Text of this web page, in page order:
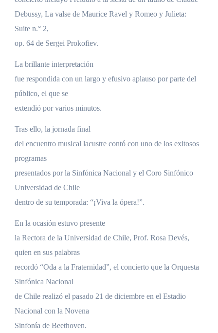
Debussy, La valse de Maurice Ravel y Romeo y Julieta:
Suite n.° 2,
op. 64 de Sergei Prokofiev.
La brillante interpretación
fue respondida con un largo y efusivo aplauso por parte del
público, el que se
extendió por varios minutos.
Tras ello, la jornada final
del encuentro musical lacustre contó con uno de los exitosos
programas
presentados por la Sinfónica Nacional y el Coro Sinfónico
Universidad de Chile
dentro de su temporada: “¡Viva la ópera!”.
En la ocasión estuvo presente
la Rectora de la Universidad de Chile, Prof. Rosa Devés,
quien en sus palabras
recordó “Oda a la Fraternidad”, el concierto que la Orquesta
Sinfónica Nacional
de Chile realizó el pasado 21 de diciembre en el Estadio
Nacional con la Novena
Sinfonía de Beethoven.